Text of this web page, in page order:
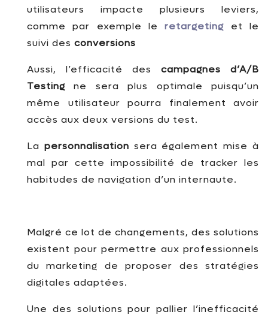
utilisateurs impacte plusieurs leviers,
comme par exemple leretargeting et le
suivi des conversions
Aussi, l’efficacité des campagnes d’A/B
Testing ne sera plus optimale puisqu’un
même utilisateur pourra finalement avoir
accès aux deux versions du test.
La personnalisation sera également mise à
mal par cette impossibilité de tracker les
habitudes de navigation d’un internaute.
Malgré ce lot de changements, des solutions
existent pour permettre aux professionnels
du marketing de proposer des stratégies
digitales adaptées.
Une des solutions pour pallier l’inefficacité